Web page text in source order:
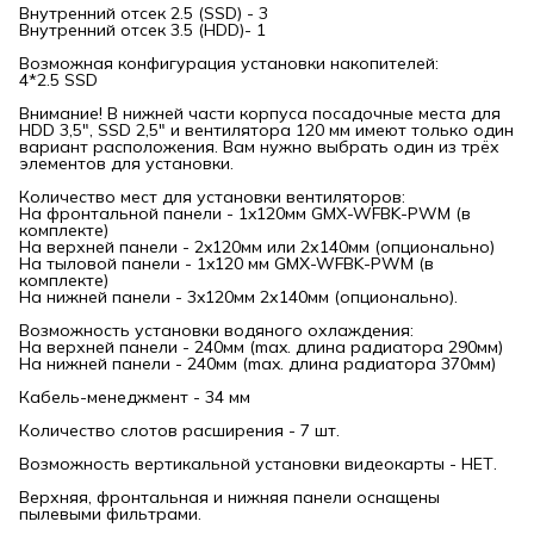
Внутренний отсек 2.5 (SSD) - 3
Внутренний отсек 3.5 (HDD)- 1
Возможная конфигурация установки накопителей:
4*2.5 SSD
Внимание! В нижней части корпуса посадочные места для
HDD 3,5", SSD 2,5" и вентилятора 120 мм имеют только один
вариант расположения. Вам нужно выбрать один из трёх
элементов для установки.
Количество мест для установки вентиляторов:
На фронтальной панели - 1x120мм GMX-WFBK-PWM (в
комплекте)
На верхней панели - 2x120мм или 2х140мм (опционально)
На тыловой панели - 1x120 мм GMX-WFBK-PWM (в
комплекте)
На нижней панели - 3x120мм 2х140мм (опционально).
Возможность установки водяного охлаждения:
На верхней панели - 240мм (max. длина радиатора 290мм)
На нижней панели - 240мм (max. длина радиатора 370мм)
Кабель-менеджмент - 34 мм
Количество слотов расширения - 7 шт.
Возможность вертикальной установки видеокарты - НЕТ.
Верхняя, фронтальная и нижняя панели оснащены
пылевыми фильтрами.